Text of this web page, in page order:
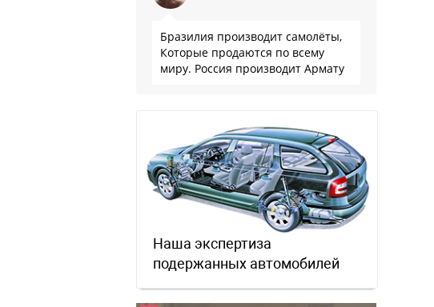
Бразилия производит самолёты,
Которые продаются по всему
миру. Россия производит Армату
Наша экспертиза
подержанных автомобилей